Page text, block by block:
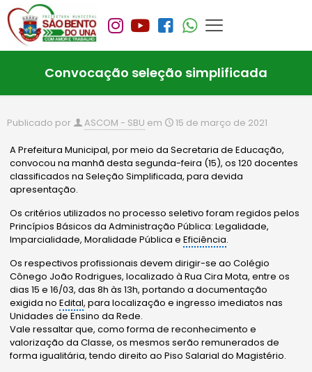
Convocação seleção simplificada
Publicado por ASCOM - SBU em 15 de março de 2021
A Prefeitura Municipal, por meio da Secretaria de Educação,
convocou na manhã desta segunda-feira (15), os 120 docentes
classificados na Seleção Simplificada, para devida
apresentação.
Os critérios utilizados no processo seletivo foram regidos pelos
Princípios Básicos da Administração Pública: Legalidade,
Imparcialidade, Moralidade Pública eEficiência.
Os respectivos profissionais devem dirigir-se ao Colégio
Cônego João Rodrigues, localizado à Rua Cira Mota, entre os
dias 15 e 16/03, das 8h às 13h, portando a documentação
exigida noEdital, para localização e ingresso imediatos nas
Unidades de Ensino da Rede.
Vale ressaltar que, como forma de reconhecimento e
valorização da Classe, os mesmos serão remunerados de
forma igualitária, tendo direito ao Piso Salarial do Magistério.